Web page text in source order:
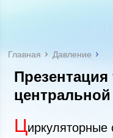
Главная Давление
центральной
Циркуляторные